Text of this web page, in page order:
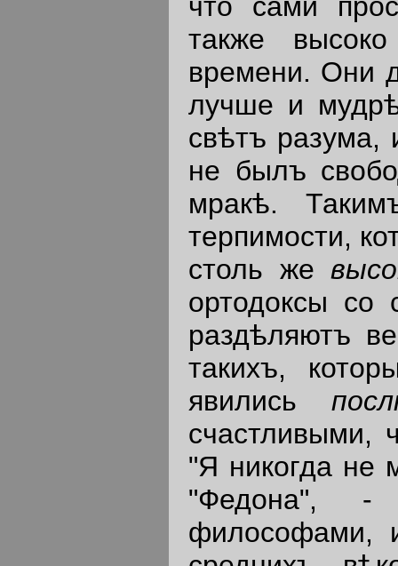
что сами
также
времени. Они
лучше и
свѣтъ разума,
не былъ
мракѣ.
терпимости,
столь же
ортодоксы со
раздѣляютъ
такихъ,
явилисьпосл
счастливыми,
"Я никогда не
"Федона", -
философами,